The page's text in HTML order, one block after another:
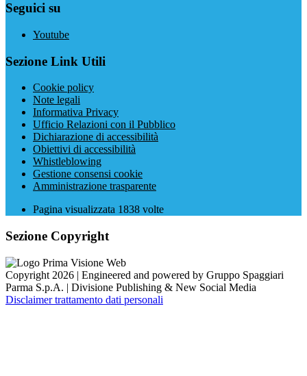
Seguici su
Youtube
Sezione Link Utili
Cookie policy
Note legali
Informativa Privacy
Ufficio Relazioni con il Pubblico
Dichiarazione di accessibilità
Obiettivi di accessibilità
Whistleblowing
Gestione consensi cookie
Amministrazione trasparente
Pagina visualizzata 1838 volte
Sezione Copyright
Copyright 2026 | Engineered and powered by Gruppo Spaggiari
Parma S.p.A. | Divisione Publishing & New Social Media
Disclaimer trattamento dati personali